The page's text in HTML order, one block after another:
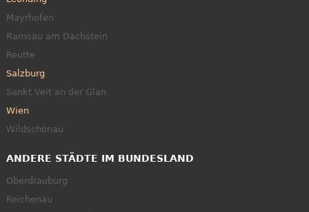
Mayrhofen
Ramsau am Dachstein
Reutte
Salzburg
Sankt Veit an der Glan
Wien
Wildschönau
ANDERE STÄDTE IM BUNDESLAND
Oberdrauburg
Reichenau